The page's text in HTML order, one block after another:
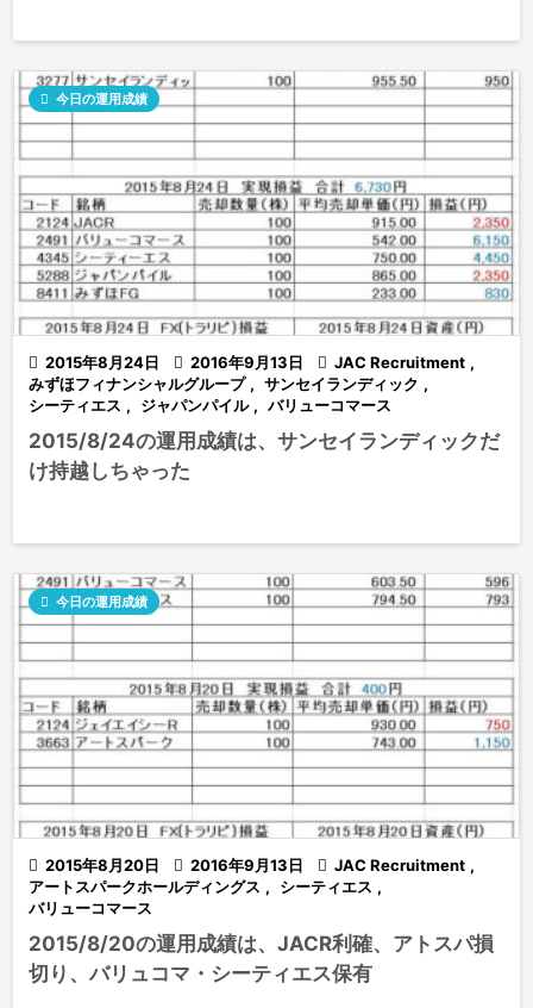
 2015年8月24日  2016年9月13日
 今日の運用成績
 JAC Recruitment ,
みずほフィナンシャルグループ , サンセイランディック ,
シーティエス , ジャパンパイル , バリューコマース
2015/8/24の運用成績は、サンセイランディックだ
け持越しちゃった
 2015年8月20日  2016年9月13日
 今日の運用成績
 JAC Recruitment ,
アートスパークホールディングス , シーティエス ,
バリューコマース
2015/8/20の運用成績は、JACR利確、アトスパ損
切り、バリュコマ・シーティエス保有